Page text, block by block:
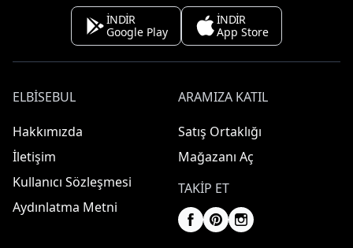
İNDİR
Google Play
İNDİR
App Store
ELBISEBUL
Hakkımızda
İletişim
Kullanıcı Sözleşmesi
Aydınlatma Metni
ARAMIZA KATIL
Satış Ortaklığı
Mağazanı Aç
TAKIP ET